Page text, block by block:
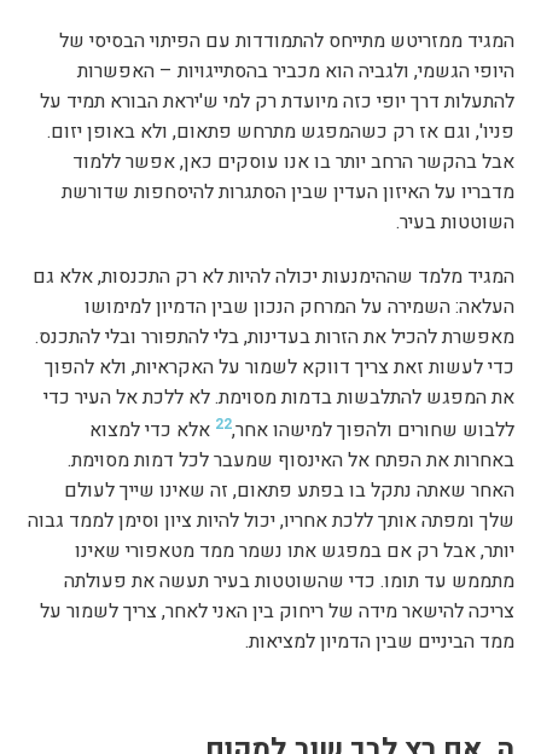
המגיד ממזריטש מתייחס להתמודדות עם הפיתוי הבסיסי של
היופי הגשמי, ולגביה הוא מכביר בהסתייגויות – האפשרות
להתעלות דרך יופי כזה מיועדת רק למי ש'יראת הבורא תמיד על
פניו', וגם אז רק כשהמפגש מתרחש פתאום, ולא באופן יזום.
אבל בהקשר הרחב יותר בו אנו עוסקים כאן, אפשר ללמוד
מדבריו על האיזון העדין שבין הסתגרות להיסחפות שדורשת
השוטטות בעיר.
המגיד מלמד שההימנעות יכולה להיות לא רק התכנסות, אלא גם
העלאה: השמירה על המרחק הנכון שבין הדמיון למימושו
מאפשרת להכיל את הזרות בעדינות, בלי להתפורר ובלי להתכנס.
כדי לעשות זאת צריך דווקא לשמור על האקראיות, ולא להפוך
את המפגש להתלבשות בדמות מסוימת. לא ללכת אל העיר כדי
ללבוש שחורים ולהפוך למישהו אחר,22 אלא כדי למצוא
באחרות את הפתח אל האינסוף שמעבר לכל דמות מסוימת.
האחר שאתה נתקל בו בפתע פתאום, זה שאינו שייך לעולם
שלך ומפתה אותך ללכת אחריו, יכול להיות ציון וסימן לממד גבוה
יותר, אבל רק אם במפגש אתו נשמר ממד מטאפורי שאינו
מתממש עד תומו. כדי שהשוטטות בעיר תעשה את פעולתה
צריכה להישאר מידה של ריחוק בין האני לאחר, צריך לשמור על
ממד הביניים שבין הדמיון למציאות.